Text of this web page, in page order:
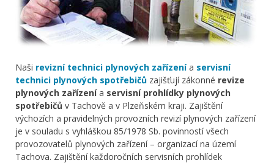
Naši revizní technici plynových zařízenía servisní
technici plynových spotřebičů zajišťují zákonné revize
plynových zařízenía servisní prohlídky plynových
spotřebičů v Tachově a v Plzeňském kraji. Zajištění
výchozích a pravidelných provozních revizí plynových zařízení
je v souladu s vyhláškou 85/1978 Sb. povinností všech
provozovatelů plynových zařízení – organizací na území
Tachova. Zajištění každoročních servisních prohlídek